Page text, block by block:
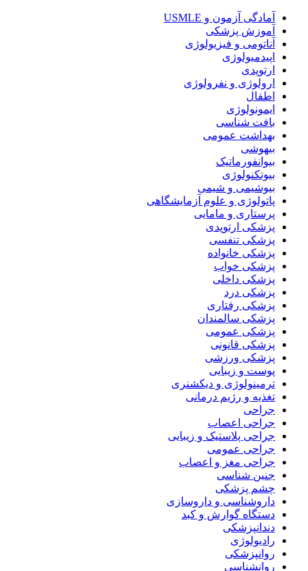
آمادگی آزمون و USMLE
آموزش پزشکی
آناتومی و فیزیولوژی
اپیدمیولوژی
ارتوپدی
ارولوژی و نفرولوژی
اطفال
ایمونولوژی
بافت شناسی
بهداشت عمومی
بیهوشی
بیوانفورماتیک
بیوتکنولوژی
بیوشیمی و شیمی
پاتولوژی و علوم آزمایشگاهی
پرستاری و مامایی
پزشکی ارتوپدی
پزشکی تنفسی
پزشکی خانواده
پزشکی خواب
پزشکی داخلی
پزشکی درد
پزشکی رفتاری
پزشکی سالمندان
پزشکی عمومی
پزشکی قانونی
پزشکی ورزشی
پوست و زیبایی
ترمینولوژی و دیکشنری
تغذیه و رژیم درمانی
جراحی
جراحی اعصاب
جراحی پلاستیک و زیبایی
جراحی عمومی
جراحی مغز و اعصاب
جنین شناسی
چشم پزشکی
داروشناسی و داروسازی
دستگاه گوارش و کبد
دندانپزشکی
رادیولوژی
روانپزشکی
روانشناسی